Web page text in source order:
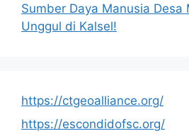
Sumber Daya Manusia Desa
Unggul di Kalsel!
https://ctgeoalliance.org/
https://escondidofsc.org/